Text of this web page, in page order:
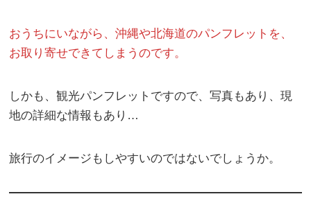
おうちにいながら、沖縄や北海道のパンフレットを、
お取り寄せできてしまうのです。
しかも、観光パンフレットですので、写真もあり、現
地の詳細な情報もあり…
旅行のイメージもしやすいのではないでしょうか。